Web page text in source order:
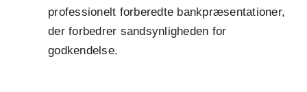
professionelt forberedte bankpræsentationer,
der forbedrer sandsynligheden for
godkendelse.